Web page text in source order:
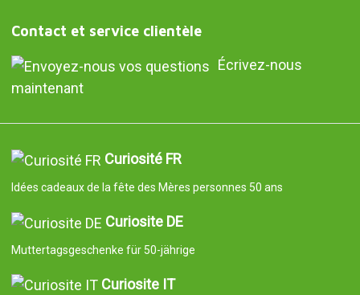
Contact et service clientèle
Écrivez-nous
maintenant
Curiosité FR
Idées cadeaux de la fête des Mères personnes 50 ans
Curiosite DE
Muttertagsgeschenke für 50-jährige
Curiosite IT